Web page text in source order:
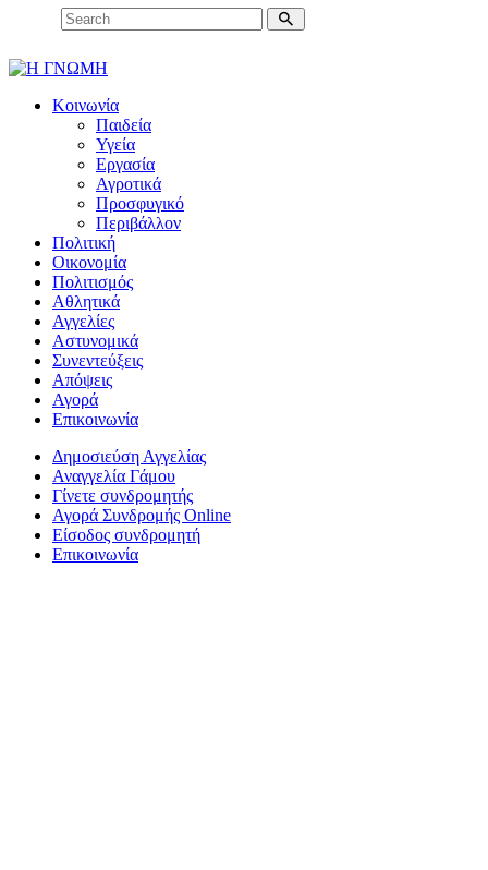
Κοινωνία
Παιδεία
Υγεία
Εργασία
Αγροτικά
Προσφυγικό
Περιβάλλον
Πολιτική
Οικονομία
Πολιτισμός
Αθλητικά
Αγγελίες
Αστυνομικά
Συνεντεύξεις
Απόψεις
Αγορά
Επικοινωνία
Δημοσιεύση Αγγελίας
Αναγγελία Γάμου
Γίνετε συνδρομητής
Αγορά Συνδρομής Online
Είσοδος συνδρομητή
Επικοινωνία